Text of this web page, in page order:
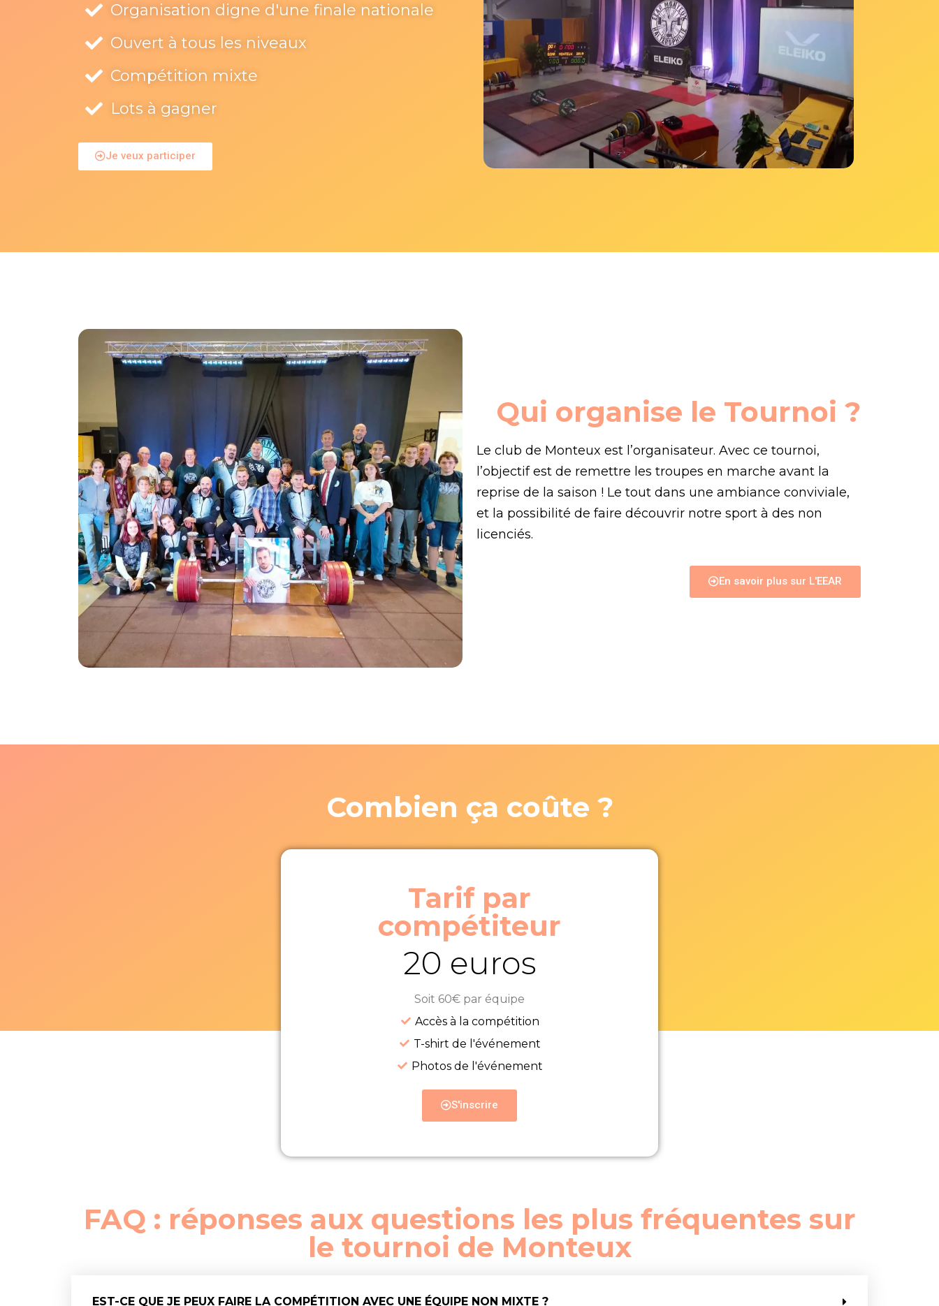
Organisation digne d'une finale nationale
Ouvert à tous les niveaux
Compétition mixte
Lots à gagner
Je veux participer
Qui organise le Tournoi ?
Le club de Monteux est l’organisateur. Avec ce tournoi,
l’objectif est de remettre les troupes en marche avant la
reprise de la saison ! Le tout dans une ambiance conviviale,
et la possibilité de faire découvrir notre sport à des non
licenciés.
En savoir plus sur L'EEAR
Combien ça coûte ?
Tarif par
compétiteur
20 euros
Soit 60€ par équipe
Accès à la compétition
T-shirt de l'événement
Photos de l'événement
S'inscrire
FAQ : réponses aux questions les plus fréquentes sur
le tournoi de Monteux
EST-CE QUE JE PEUX FAIRE LA COMPÉTITION AVEC UNE ÉQUIPE NON MIXTE ?